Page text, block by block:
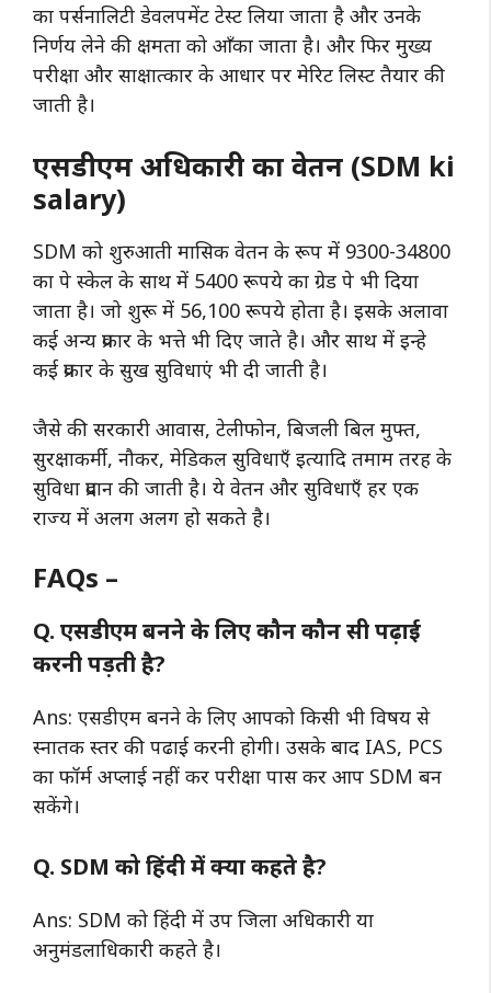
का पर्सनालिटी डेवलपमेंट टेस्ट लिया जाता है और उनके
निर्णय लेने की क्षमता को आँका जाता है। और फिर मुख्य
परीक्षा और साक्षात्कार के आधार पर मेरिट लिस्ट तैयार की
जाती है।
एसडीएम अधिकारी का वेतन (SDM ki
salary)
SDM को शुरुआती मासिक वेतन के रूप में 9300-34800
का पे स्केल के साथ में 5400 रूपये का ग्रेड पे भी दिया
जाता है। जो शुरू में 56,100 रूपये होता है। इसके अलावा
कई अन्य प्रकार के भत्ते भी दिए जाते है। और साथ में इन्हे
कई प्रकार के सुख सुविधाएं भी दी जाती है।
जैसे की सरकारी आवास, टेलीफोन, बिजली बिल मुफ्त,
सुरक्षाकर्मी, नौकर, मेडिकल सुविधाएँ इत्यादि तमाम तरह के
सुविधा प्रदान की जाती है। ये वेतन और सुविधाएँ हर एक
राज्य में अलग अलग हो सकते है।
FAQs –
Q. एसडीएम बनने के लिए कौन कौन सी पढ़ाई
करनी पड़ती है?
Ans: एसडीएम बनने के लिए आपको किसी भी विषय से
स्नातक स्तर की पढाई करनी होगी। उसके बाद IAS, PCS
का फॉर्म अप्लाई नहीं कर परीक्षा पास कर आप SDM बन
सकेंगे।
Q. SDM को हिंदी में क्या कहते है?
Ans: SDM को हिंदी में उप जिला अधिकारी या
अनुमंडलाधिकारी कहते है।